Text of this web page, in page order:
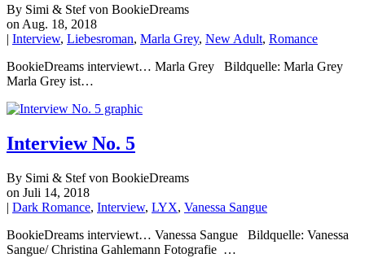
By Simi & Stef von BookieDreams
on Aug. 18, 2018
| Interview, Liebesroman, Marla Grey, New Adult, Romance
BookieDreams interviewt… Marla Grey Bildquelle: Marla Grey
Marla Grey ist…
Interview No. 5
By Simi & Stef von BookieDreams
on Juli 14, 2018
| Dark Romance, Interview, LYX, Vanessa Sangue
BookieDreams interviewt… Vanessa Sangue Bildquelle: Vanessa
Sangue/ Christina Gahlemann Fotografie …